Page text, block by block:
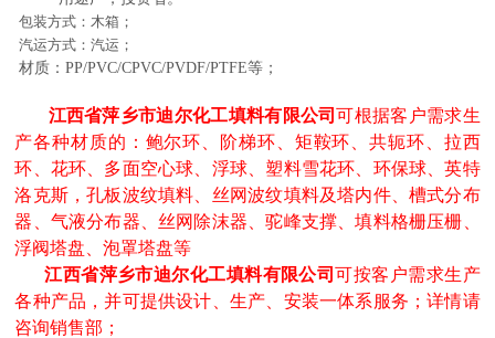
包装方式：木箱 ；
汽运方式：汽运；
材质：PP/PVC/CPVC/PVDF/PTFE等；
江西省萍乡市迪尔化工填料有限公司可根据客户需求生
产各种材质的：鲍尔环、阶梯环、矩鞍环、共轭环、拉西
环、花环、多面空心球、浮球、塑料雪花环、环保球、英特
洛克斯，孔板波纹填料、丝网波纹填料及塔内件、槽式分布
器、气液分布器、丝网除沫器、驼峰支撑、填料格栅压栅、
浮阀塔盘、泡罩塔盘等
江西省萍乡市迪尔化工填料有限公司可按客户需求生产
各种产品，并可提供设计、生产、安装一体系服务；详情请
咨询销售部；